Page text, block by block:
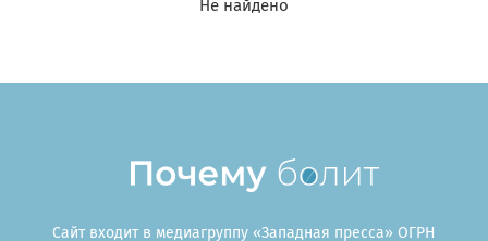
1063906014743, ИНН 3906148636, КПП 390601001 (c) 2023